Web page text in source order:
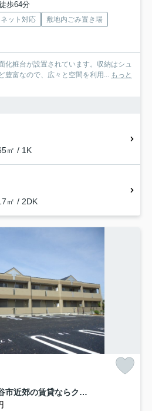
歩64分
ット対応
敷地内ごみ置き場
化粧台が設置されています。収納はシュ
豊富なので、広々と空間を利用... もっと
㎡ / 1K
㎡ / 2DK
スレッド ヒルズ 刈谷市近郊の賃貸ならクラスホーム刈谷店